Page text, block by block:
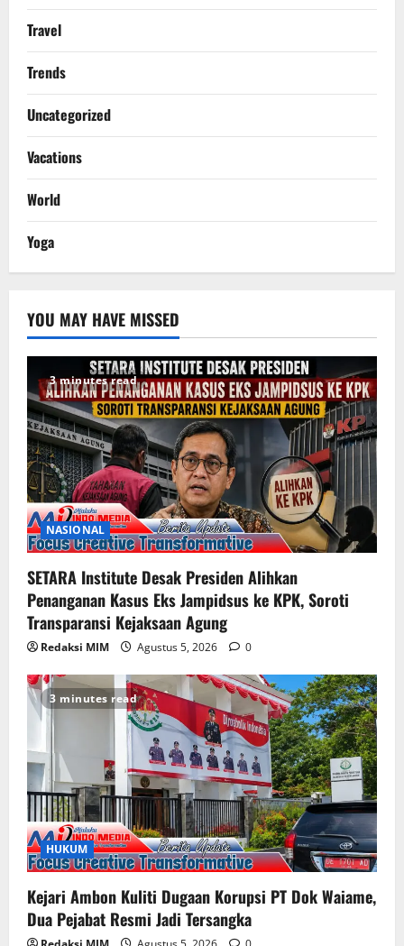
Travel
Trends
Uncategorized
Vacations
World
Yoga
YOU MAY HAVE MISSED
3 minutes read
NASIONAL
SETARA Institute Desak Presiden Alihkan
Penanganan Kasus Eks Jampidsus ke KPK, Soroti
Transparansi Kejaksaan Agung
Redaksi MIM Agustus 5, 2026 0
3 minutes read
HUKUM
Kejari Ambon Kuliti Dugaan Korupsi PT Dok Waiame,
Dua Pejabat Resmi Jadi Tersangka